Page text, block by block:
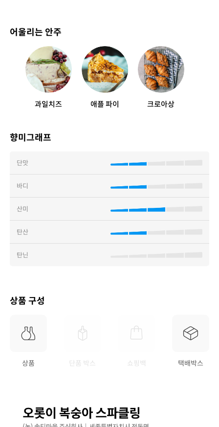
어울리는 안주
과일치즈 애플 파이 크로아상
향미그래프
단맛
바디
산미
탄산
탄닌
상품 구성
상품 단품 박스 쇼핑백 택배박스